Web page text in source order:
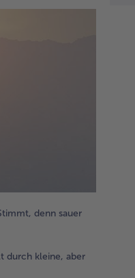
denn sauer
durch kleine, aber